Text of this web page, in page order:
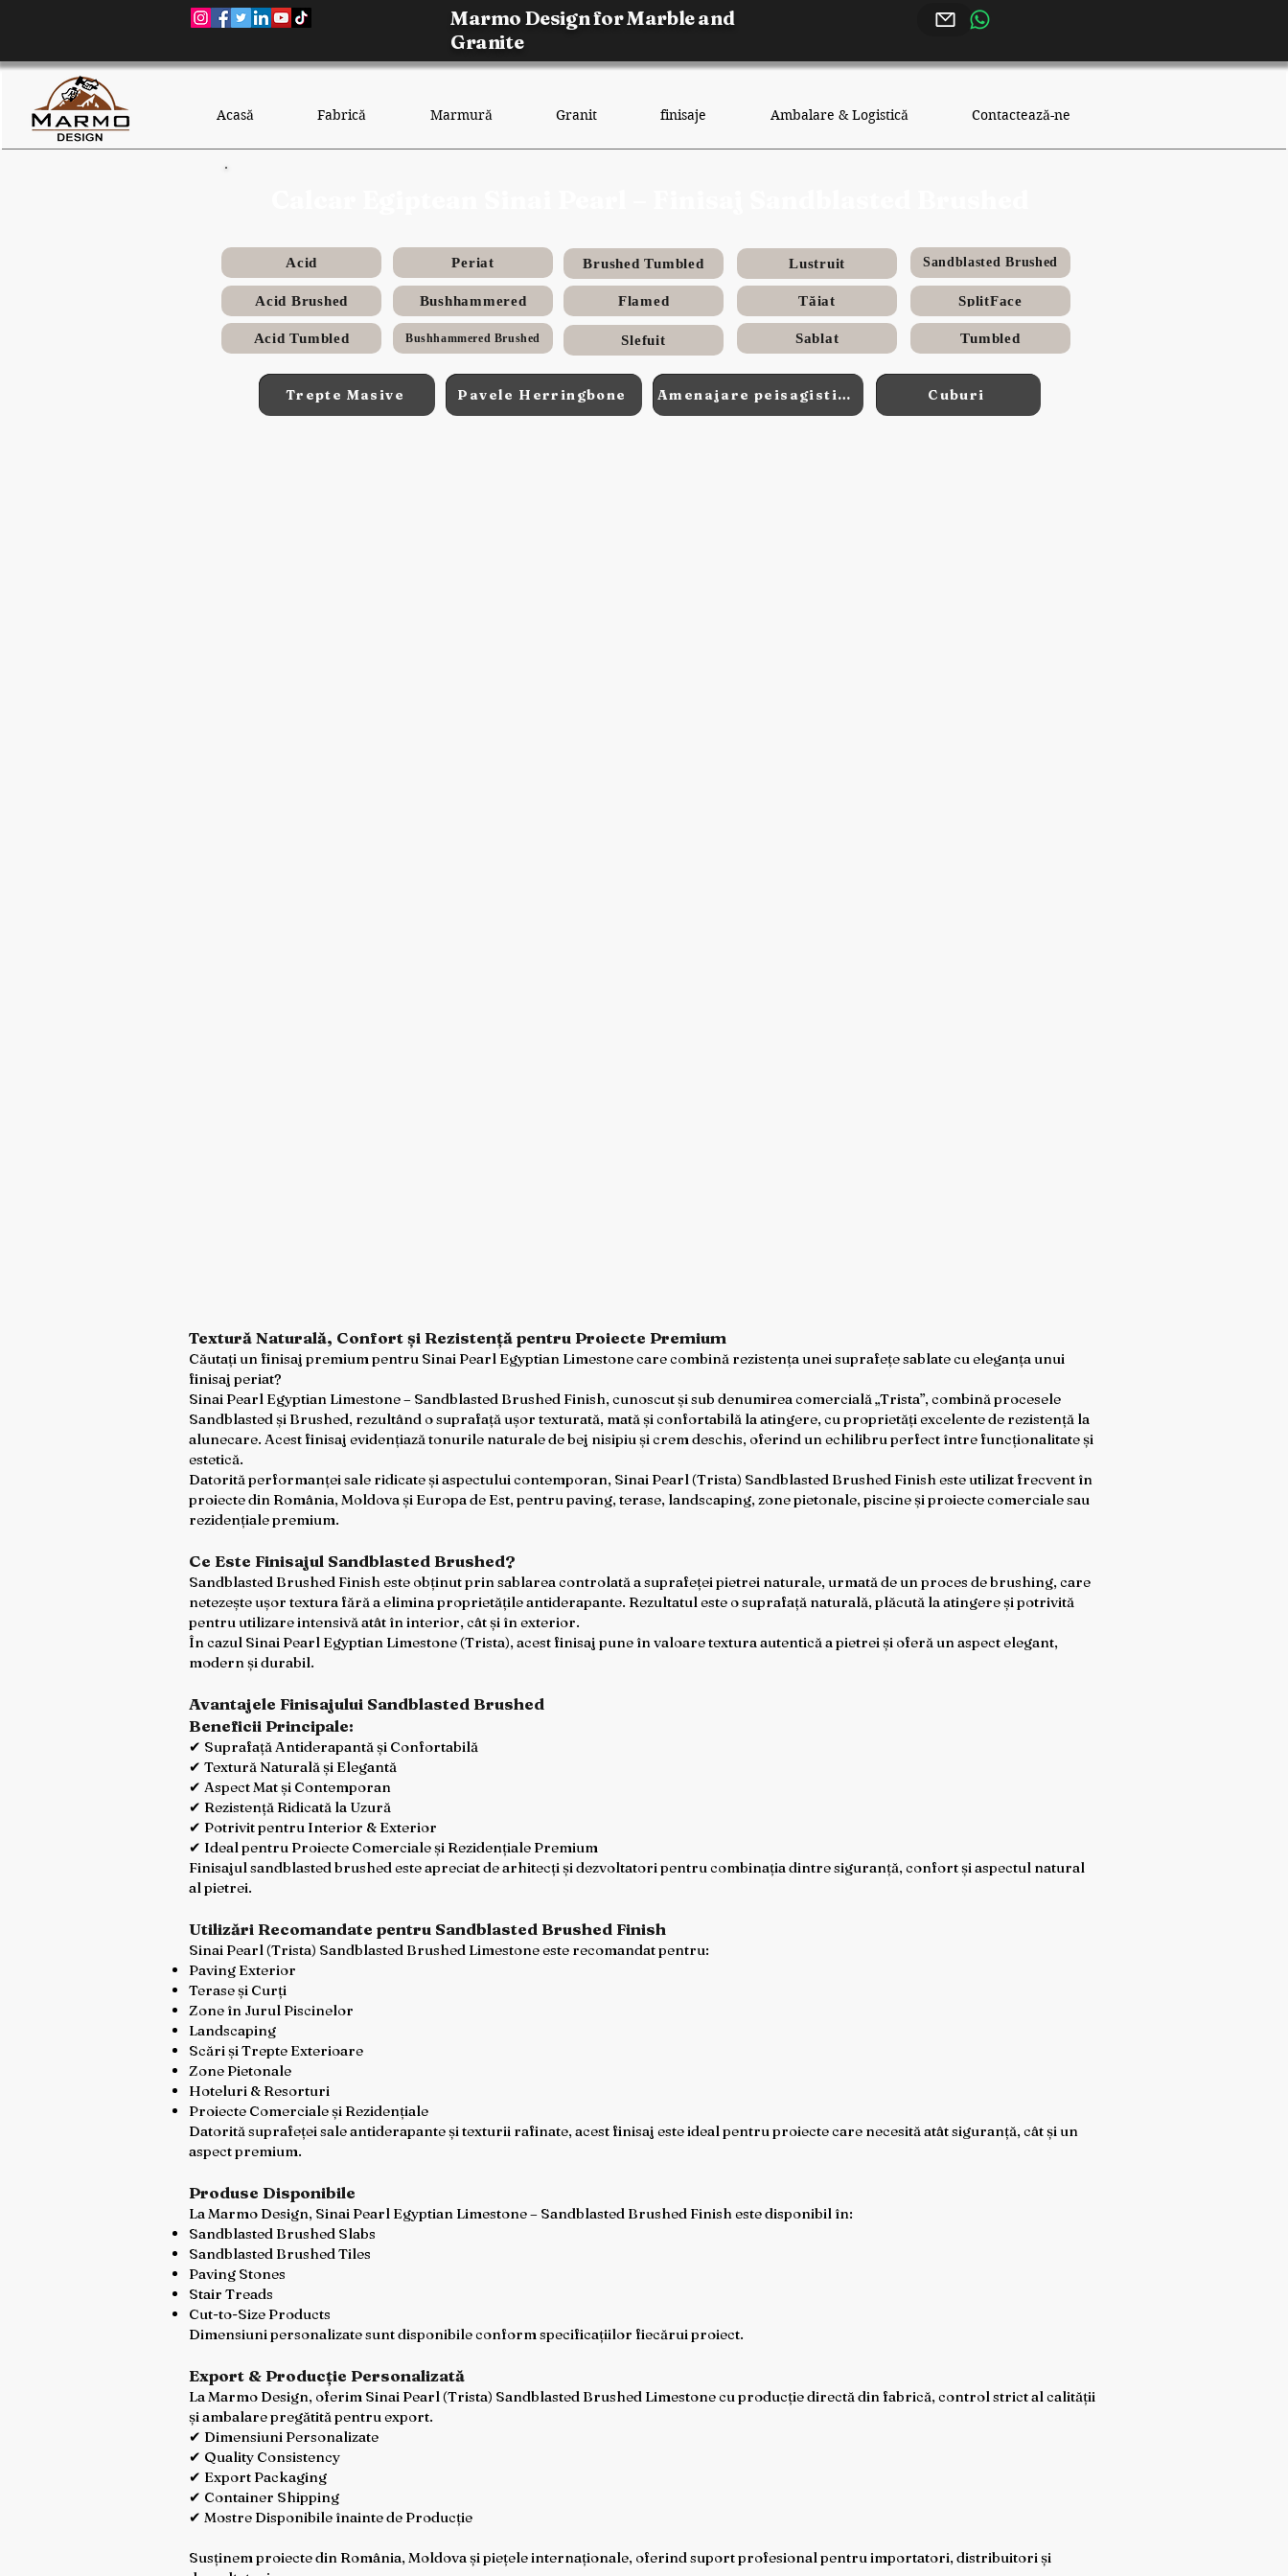
Marmo Design for Marble and
Granite
Acasă Fabrică Marmură Granit finisaje Ambalare & Logistică Contactează-ne
Acid
Acid Brushed
Acid Tumbled
Periat
Bushhammered
Bushhammered Brushed
Brushed Tumbled
Flamed
Slefuit
Lustruit
Tăiat
Sablat
Sandblasted Brushed
SplitFace
Tumbled
Trepte Masive Pavele Herringbone Amenajare peisagistică Cuburi
Textură Naturală, Confort și Rezistență pentru Proiecte Premium
Căutați un finisaj premium pentru Sinai Pearl Egyptian Limestone care combină rezistența unei suprafețe sablate cu eleganța unui
finisaj periat?
Sinai Pearl Egyptian Limestone – Sandblasted Brushed Finish, cunoscut și sub denumirea comercială „Trista”, combină procesele
Sandblasted și Brushed, rezultând o suprafață ușor texturată, mată și confortabilă la atingere, cu proprietăți excelente de rezistență la
alunecare. Acest finisaj evidențiază tonurile naturale de bej nisipiu și crem deschis, oferind un echilibru perfect între funcționalitate și
estetică.
Datorită performanței sale ridicate și aspectului contemporan, Sinai Pearl (Trista) Sandblasted Brushed Finish este utilizat frecvent în
proiecte din România, Moldova și Europa de Est, pentru paving, terase, landscaping, zone pietonale, piscine și proiecte comerciale sau
rezidențiale premium.
Ce Este Finisajul Sandblasted Brushed?
Sandblasted Brushed Finish este obținut prin sablarea controlată a suprafeței pietrei naturale, urmată de un proces de brushing, care
netezește ușor textura fără a elimina proprietățile antiderapante. Rezultatul este o suprafață naturală, plăcută la atingere și potrivită
pentru utilizare intensivă atât în interior, cât și în exterior.
În cazul Sinai Pearl Egyptian Limestone (Trista), acest finisaj pune în valoare textura autentică a pietrei și oferă un aspect elegant,
modern și durabil.
Avantajele Finisajului Sandblasted Brushed
Beneficii Principale:
✔ Suprafață Antiderapantă și Confortabilă
✔ Textură Naturală și Elegantă
✔ Aspect Mat și Contemporan
✔ Rezistență Ridicată la Uzură
✔ Potrivit pentru Interior & Exterior
✔ Ideal pentru Proiecte Comerciale și Rezidențiale Premium
Finisajul sandblasted brushed este apreciat de arhitecți și dezvoltatori pentru combinația dintre siguranță, confort și aspectul natural
al pietrei.
Utilizări Recomandate pentru Sandblasted Brushed Finish
Sinai Pearl (Trista) Sandblasted Brushed Limestone este recomandat pentru:
Paving Exterior
Terase și Curți
Zone în Jurul Piscinelor
Landscaping
Scări și Trepte Exterioare
Zone Pietonale
Hoteluri & Resorturi
Proiecte Comerciale și Rezidențiale
Datorită suprafeței sale antiderapante și texturii rafinate, acest finisaj este ideal pentru proiecte care necesită atât siguranță, cât și un
aspect premium.
Produse Disponibile
La Marmo Design, Sinai Pearl Egyptian Limestone – Sandblasted Brushed Finish este disponibil în:
Sandblasted Brushed Slabs
Sandblasted Brushed Tiles
Paving Stones
Stair Treads
Cut-to-Size Products
Dimensiuni personalizate sunt disponibile conform specificațiilor fiecărui proiect.
Export & Producție Personalizată
La Marmo Design, oferim Sinai Pearl (Trista) Sandblasted Brushed Limestone cu producție directă din fabrică, control strict al calității
și ambalare pregătită pentru export.
✔ Dimensiuni Personalizate
✔ Quality Consistency
✔ Export Packaging
✔ Container Shipping
✔ Mostre Disponibile înainte de Producție
Susținem proiecte din România, Moldova și piețele internaționale, oferind suport profesional pentru importatori, distribuitori și